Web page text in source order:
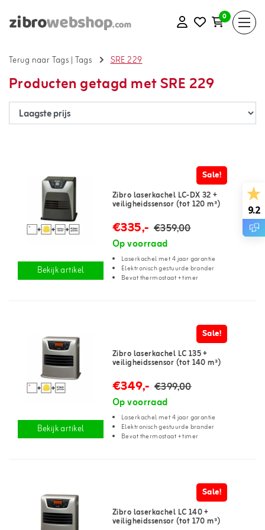
0
Terug naar Tags | Tags SRE 229
Producten getagd met SRE 229
Bekijk artikel
Sale!
Zibro laserkachel LC-DX 32 +
veiligheidssensor (tot 120 m³)
€335,- €359,00
Op voorraad
Laserkachel met 4 jaar garantie
Elektronisch gestuurde brander
Bevat thermostaat + timer
Bekijk artikel
Sale!
Zibro laserkachel LC 135 +
veiligheidssensor (tot 140 m³)
€349,- €399,00
Op voorraad
Laserkachel met 4 jaar garantie
Elektronisch gestuurde brander
Bevat thermostaat + timer
Sale!
Zibro laserkachel LC 140 +
veiligheidssensor (tot 170 m³)
9.2